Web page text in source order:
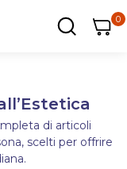
00
di articoli
scelti per offrire